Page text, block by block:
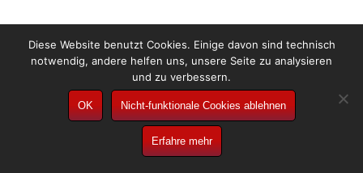
Diese Website benutzt Cookies. Einige davon sind technisch
notwendig, andere helfen uns, unsere Seite zu analysieren
und zu verbessern.
OK Nicht-funktionale Cookies ablehnen
Erfahre mehr